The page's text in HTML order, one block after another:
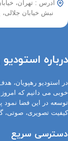
آدرس : تهران،
نبش خیابان جلالی، پلاک ۱۱،
درباره
در استودیو رهپویان،
خوبی می دانیم که
توسعه در این فضا نمود
کیفیت تصویری، صوتی،
دسترسی سریع